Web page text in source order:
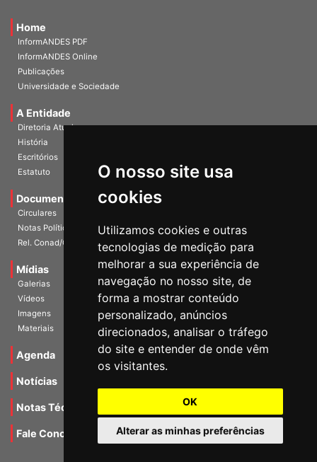
O nosso site usa
cookies
Utilizamos cookies e outras
tecnologias de medição para
melhorar a sua experiência de
navegação no nosso site, de
forma a mostrar conteúdo
personalizado, anúncios
direcionados, analisar o tráfego
do site e entender de onde vêm
os visitantes.
OK
Alterar as minhas preferências
Home
InformANDES PDF
InformANDES Online
Publicações
Universidade e Sociedade
A Entidade
Diretoria Atual
História
Escritórios
Estatuto
Documentos
Circulares
Notas Políticas
Rel. Conad/Congresso
Mídias
Galerias
Vídeos
Imagens
Materiais
Agenda
Notícias
Notas Técnicas
Fale Conocsco